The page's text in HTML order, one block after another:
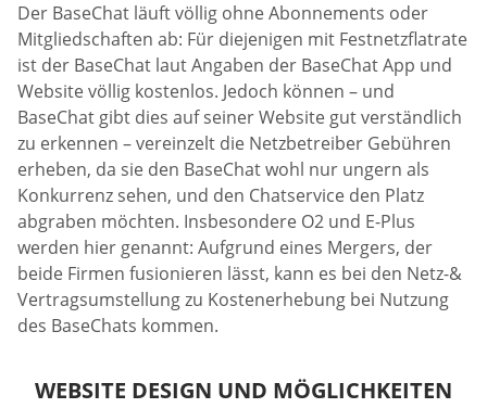
Der BaseChat läuft völlig ohne Abonnements oder
Mitgliedschaften ab: Für diejenigen mit Festnetzflatrate
ist der BaseChat laut Angaben der BaseChat App und
Website völlig kostenlos. Jedoch können – und
BaseChat gibt dies auf seiner Website gut verständlich
zu erkennen – vereinzelt die Netzbetreiber Gebühren
erheben, da sie den BaseChat wohl nur ungern als
Konkurrenz sehen, und den Chatservice den Platz
abgraben möchten. Insbesondere O2 und E-Plus
werden hier genannt: Aufgrund eines Mergers, der
beide Firmen fusionieren lässt, kann es bei den Netz-&
Vertragsumstellung zu Kostenerhebung bei Nutzung
des BaseChats kommen.
WEBSITE DESIGN UND MÖGLICHKEITEN